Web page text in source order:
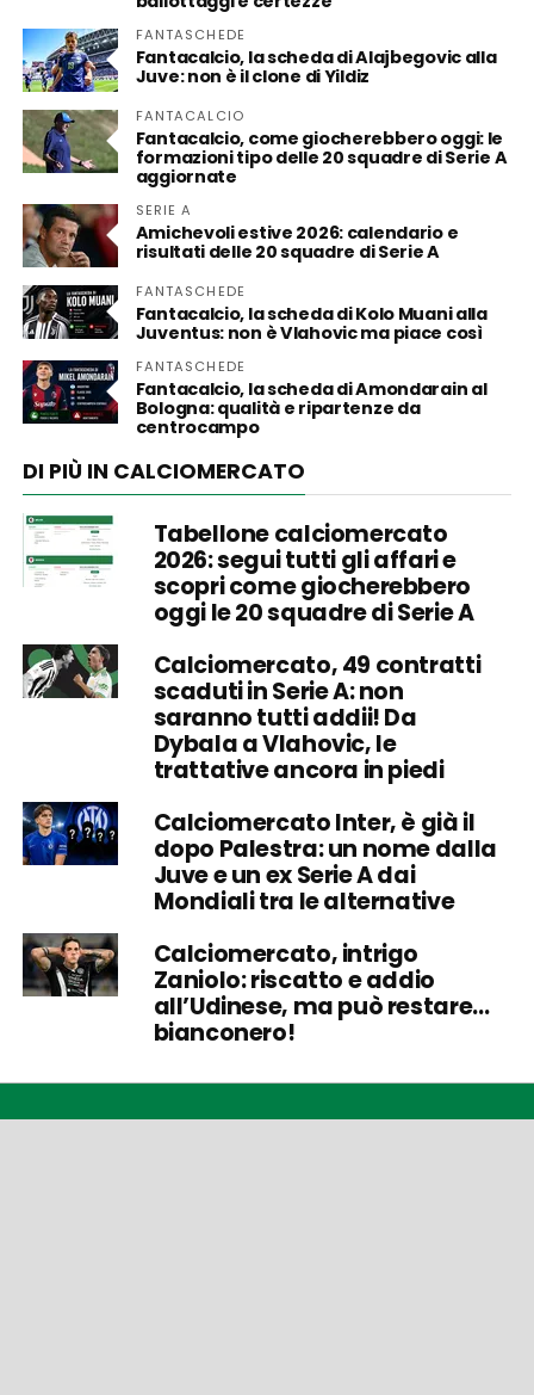
FANTASCHEDE
Fantacalcio, la scheda di Alajbegovic alla
Juve: non è il clone di Yildiz
FANTACALCIO
Fantacalcio, come giocherebbero oggi: le
formazioni tipo delle 20 squadre di Serie A
aggiornate
SERIE A
Amichevoli estive 2026: calendario e
risultati delle 20 squadre di Serie A
FANTASCHEDE
Fantacalcio, la scheda di Kolo Muani alla
Juventus: non è Vlahovic ma piace così
FANTASCHEDE
Fantacalcio, la scheda di Amondarain al
Bologna: qualità e ripartenze da
centrocampo
DI PIÙ IN CALCIOMERCATO
Tabellone calciomercato
2026: segui tutti gli affari e
scopri come giocherebbero
oggi le 20 squadre di Serie A
Calciomercato, 49 contratti
scaduti in Serie A: non
saranno tutti addii! Da
Dybala a Vlahovic, le
trattative ancora in piedi
Calciomercato Inter, è già il
dopo Palestra: un nome dalla
Juve e un ex Serie A dai
Mondiali tra le alternative
Calciomercato, intrigo
Zaniolo: riscatto e addio
all’Udinese, ma può restare…
bianconero!